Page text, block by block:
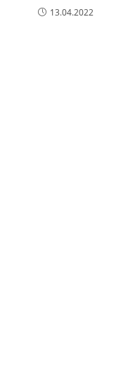
13.04.2022